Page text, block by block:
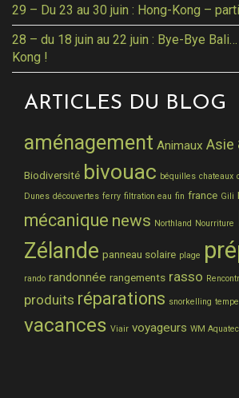
29 – Du 23 au 30 juin : Hong-Kong –
28 – du 18 juin au 22 juin : Bye-Bye
Kong !
ARTICLES DU BLOG
aménagement Animaux Asie
Biodiversité bivouac béquilles chateaux
Dunes découvertes ferry filtration eau fin france Gili
mécanique news Northland Nourriture
Zélande panneau solaire plage
rando randonnée rangements rasso
produits réparations snorkelling
vacances Viair voyageurs WM Aquatec